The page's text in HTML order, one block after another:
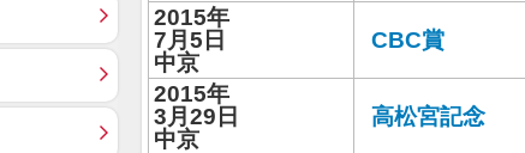
2015年
7月5日
中京
CBC賞
2015年
3月29日
中京
高松宮記念